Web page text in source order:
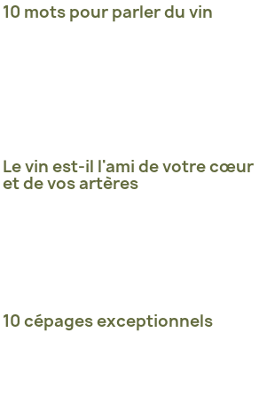
10 mots pour parler du vin
Le vin est-il l'ami de votre cœur
et de vos artères
10 cépages exceptionnels